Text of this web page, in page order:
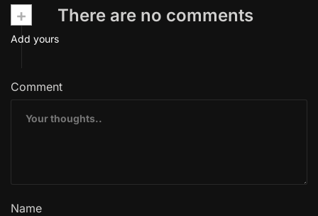
+ There are no comments
Add yours
Comment
Name